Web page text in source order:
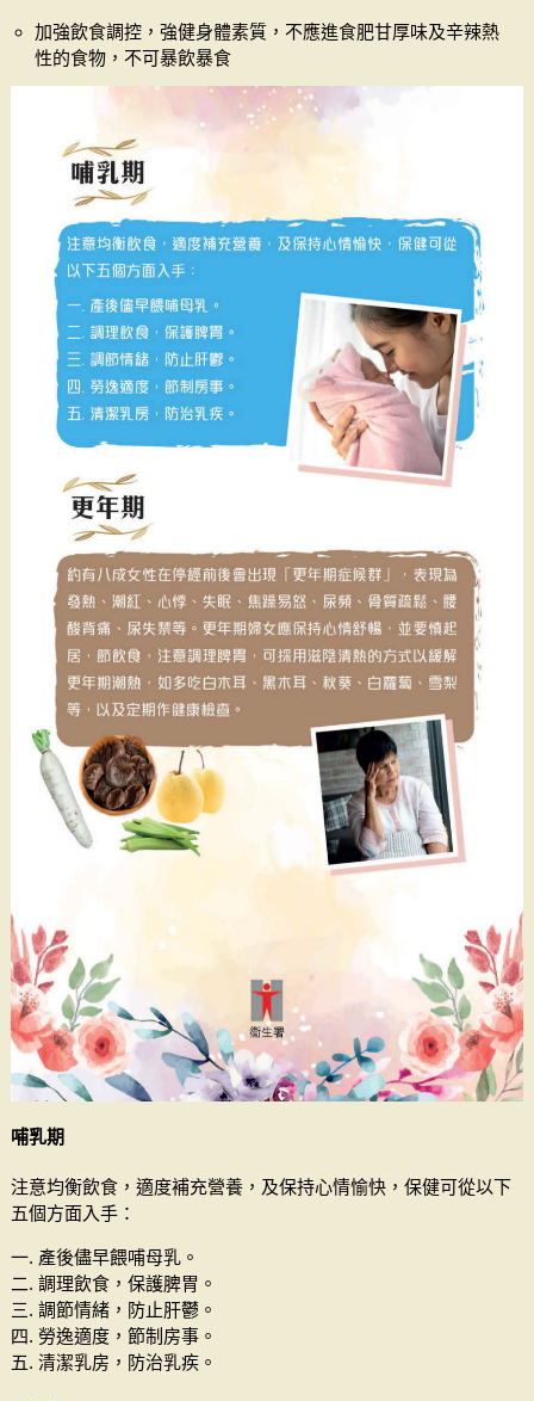
加強飲食調控，強健身體素質，不應進食肥甘厚味及辛辣熱
性的食物，不可暴飲暴食
哺乳期
注意均衡飲食，適度補充營養，及保持心情愉快，保健可從以下
五個方面入手：
一. 產後儘早餵哺母乳。
二. 調理飲食，保護脾胃。
三. 調節情緒，防止肝鬱。
四. 勞逸適度，節制房事。
五. 清潔乳房，防治乳疾。